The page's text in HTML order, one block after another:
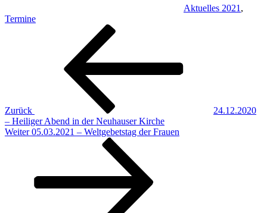
Aktuelles 2021 ,
Termine
Beitragsnavigation
Zurück
24.12.2020
– Heiliger Abend in der Neuhauser Kirche
Nächster
Weiter 05.03.2021 – Weltgebetstag der Frauen